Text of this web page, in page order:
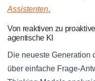
Assistenten.
Von reaktiven zu
agentische KI
Die neueste Generation
über einfache Frage-